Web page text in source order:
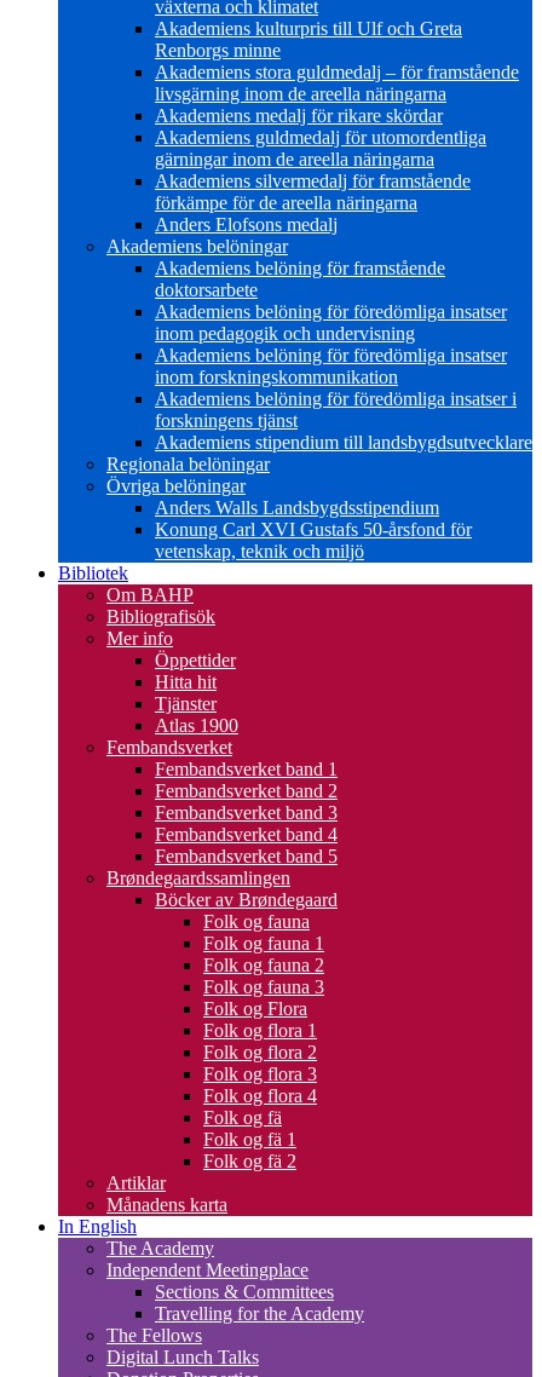
växterna och klimatet
Akademiens kulturpris till Ulf och Greta
Renborgs minne
Akademiens stora guldmedalj – för framstående
livsgärning inom de areella näringarna
Akademiens medalj för rikare skördar
Akademiens guldmedalj för utomordentliga
gärningar inom de areella näringarna
Akademiens silvermedalj för framstående
förkämpe för de areella näringarna
Anders Elofsons medalj
Akademiens belöningar
Akademiens belöning för framstående
doktorsarbete
Akademiens belöning för föredömliga insatser
inom pedagogik och undervisning
Akademiens belöning för föredömliga insatser
inom forskningskommunikation
Akademiens belöning för föredömliga insatser i
forskningens tjänst
Akademiens stipendium till landsbygdsutvecklare
Regionala belöningar
Övriga belöningar
Anders Walls Landsbygdsstipendium
Konung Carl XVI Gustafs 50-årsfond för
vetenskap, teknik och miljö
Bibliotek
Om BAHP
Bibliografisök
Mer info
Öppettider
Hitta hit
Tjänster
Atlas 1900
Fembandsverket
Fembandsverket band 1
Fembandsverket band 2
Fembandsverket band 3
Fembandsverket band 4
Fembandsverket band 5
Brøndegaardssamlingen
Böcker av Brøndegaard
Folk og fauna
Folk og fauna 1
Folk og fauna 2
Folk og fauna 3
Folk og Flora
Folk og flora 1
Folk og flora 2
Folk og flora 3
Folk og flora 4
Folk og fä
Folk og fä 1
Folk og fä 2
Artiklar
Månadens karta
In English
The Academy
Independent Meetingplace
Sections & Committees
Travelling for the Academy
The Fellows
Digital Lunch Talks